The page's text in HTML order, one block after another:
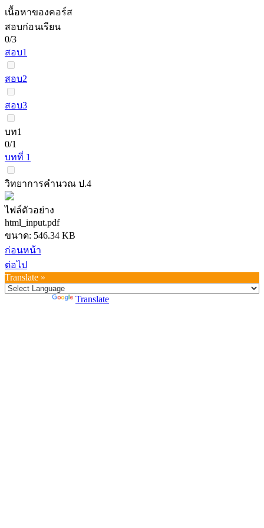
เนื้อหาของคอร์ส
สอบก่อนเรียน
0/3
สอบ1
สอบ2
สอบ3
บท1
0/1
บทที่ 1
วิทยาการคำนวณ ป.4
ไฟล์ตัวอย่าง
html_input.pdf
ขนาด: 546.34 KB
ก่อนหน้า
ต่อไป
Translate »
Translate